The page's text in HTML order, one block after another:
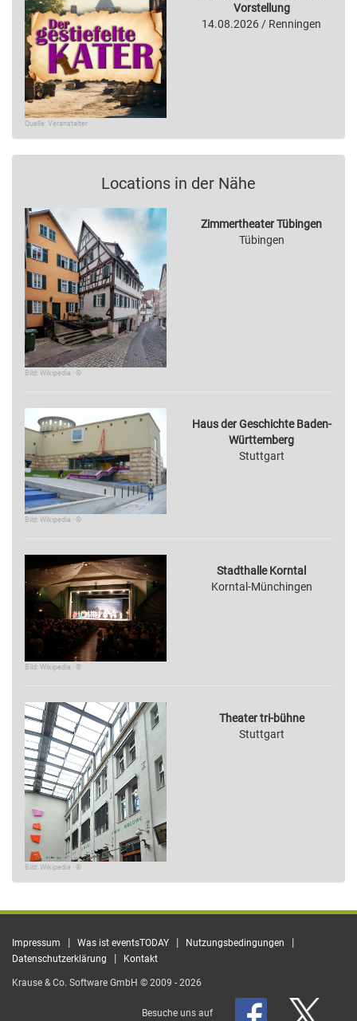
Quelle: Veranstalter
Vorstellung
14.08.2026 / Renningen
Locations in der Nähe
Bild: Wikipedia · ©
Zimmertheater Tübingen
Tübingen
Bild: Wikipedia · ©
Haus der Geschichte Baden-
Württemberg
Stuttgart
Bild: Wikipedia · ©
Stadthalle Korntal
Korntal-Münchingen
Bild: Wikipedia · ©
Theater tri-bühne
Stuttgart
Impressum | Was ist eventsTODAY | Nutzungsbedingungen |
Datenschutzerklärung | Kontakt
Krause & Co. Software GmbH © 2009 - 2026
Besuche uns auf